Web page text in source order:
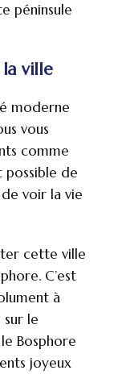
péninsule
la ville
moderne
vous
comme
possible de
voir la vie
cette ville
C’est
à
le
Bosphore
joyeux